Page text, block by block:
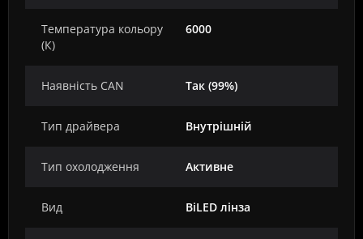
Температура кольору
(К)
6000
Наявність CAN Так (99%)
Тип драйвера Внутрішній
Тип охолодження Активне
Вид BiLED лінза